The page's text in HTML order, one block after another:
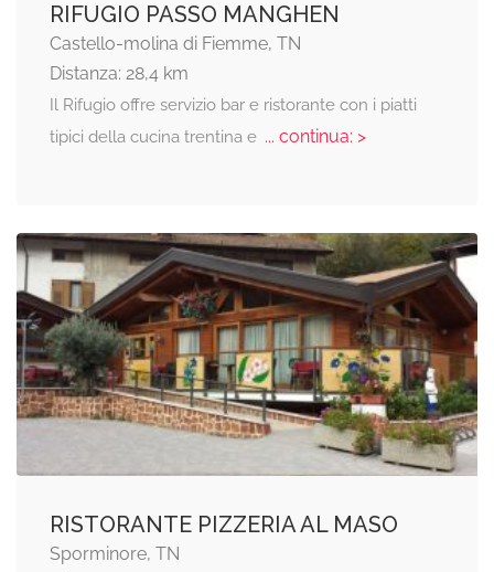
RIFUGIO PASSO MANGHEN
Castello-molina di Fiemme, TN
Distanza: 28,4 km
Il Rifugio offre servizio bar e ristorante con i piatti
tipici della cucina trentina e... continua: >
RISTORANTE PIZZERIA AL MASO
Sporminore, TN